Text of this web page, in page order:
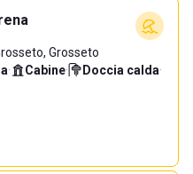
Grosseto
· Cabine· Doccia calda·